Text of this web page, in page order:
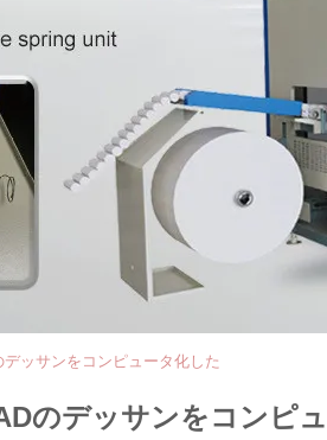
ッサンをコンピュータ化した
のデッサンをコンピ